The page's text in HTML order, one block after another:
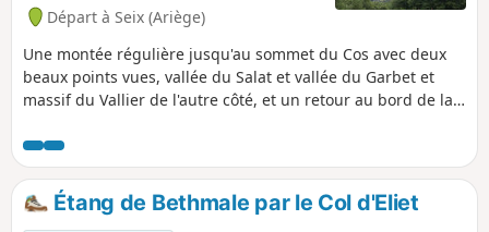
Départ à Seix (Ariège)
Une montée régulière jusqu'au sommet du Cos avec deux
beaux points vues, vallée du Salat et vallée du Garbet et
massif du Vallier de l'autre côté, et un retour au bord de la
turquoises.
Étang de Bethmale par le Col d'Eliet